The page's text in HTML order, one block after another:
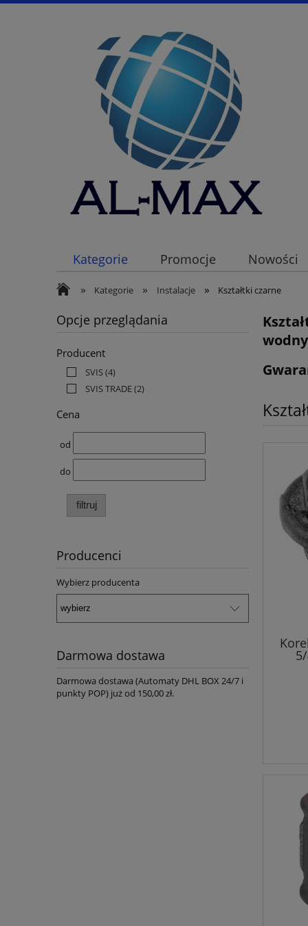
Kategorie Promocje Nowości
» Kategorie » Instalacje » Kształtki czarne
Opcje przeglądania
Producent
SVIS(4)
SVIS TRADE(2)
Cena
od
do
filtruj
Producenci
Wybierz producenta
Darmowa dostawa
Darmowa dostawa (Automaty DHL BOX 24/7 i
punkty POP) już od 150,00 zł.